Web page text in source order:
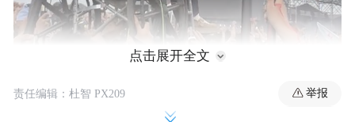
点击展开全文
责任编辑：杜智 PX209 举报